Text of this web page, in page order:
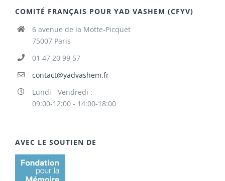
COMITÉ FRANÇAIS POUR YAD VASHEM (CFYV)
6 avenue de la Motte-Picquet
75007 Paris
01 47 20 99 57
contact@yadvashem.fr
Lundi - Vendredi :
09:00-12:00 - 14:00-18:00
AVEC LE SOUTIEN DE